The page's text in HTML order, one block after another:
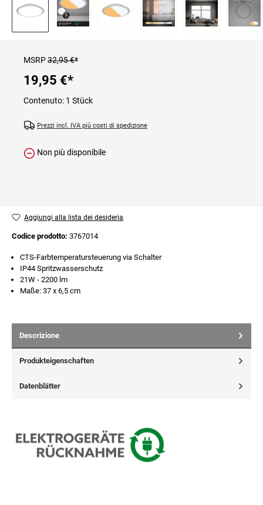
MSRP32,95 €*
19,95 €*
Contenuto: 1 Stück
Prezzi incl. IVA più costi di spedizione
Non più disponibile
Aggiungi alla lista dei desideria
Codice prodotto: 3767014
CTS-Farbtemperatursteuerung via Schalter
IP44 Spritzwasserschutz
21W - 2200 lm
Maße: 37 x 6,5 cm
Descrizione
Produkteigenschaften
Datenblätter